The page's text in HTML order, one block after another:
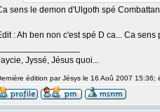
sens le demon d'Ulgoth spé
: Ah ben non c'est spé D ca... Ca
Jyssé, Jésus quoi...
édition par Jésys le 16 Aoû 2007 15:36;